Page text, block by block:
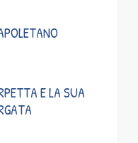
E LA SUA